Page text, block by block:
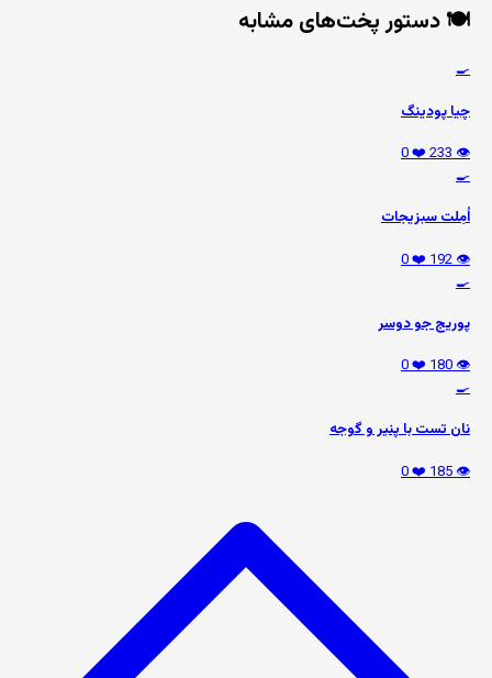
🍽️ دستور پخت‌های مشابه
🍳
چیا پودینگ
👁️ 233
❤️ 0
🍳
اُمِلت سبزیجات
👁️ 192
❤️ 0
🍳
پوریج جو دوسر
👁️ 180
❤️ 0
🍳
نان تست با پنیر و گوجه
👁️ 185
❤️ 0